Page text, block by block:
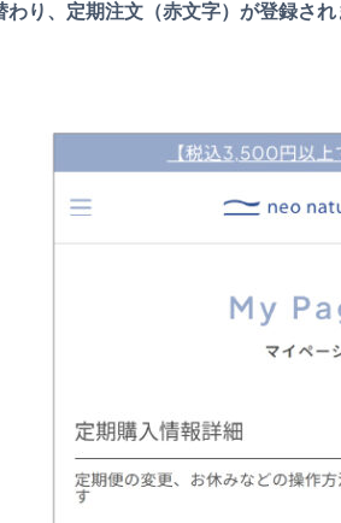
わり、定期注文（赤文字）が登録さ